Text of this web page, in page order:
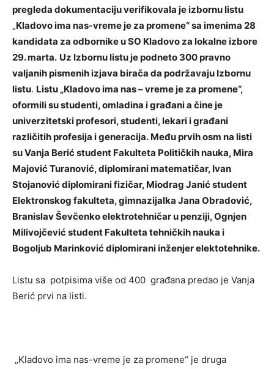
pregleda dokumentaciju verifikovala je izbornu listu
„Kladovo ima nas-vreme je za promene“ sa imenima 28
kandidata za odbornike u SO Kladovo za lokalne izbore
29. marta. Uz Izbornu listu je podneto 300 pravno
valjanih pismenih izjava birača da podržavaju Izbornu
listu. Listu „Kladovo ima nas – vreme je za promene“,
oformili su studenti, omladina i građani a čine je
univerzitetski profesori, studenti, lekari i građani
različitih profesija i generacija. Među prvih osm na listi
su Vanja Berić student Fakulteta Političkih nauka, Mira
Majović Turanović, diplomirani matematičar, Ivan
Stojanović diplomirani fizičar, Miodrag Janić student
Elektronskog fakulteta, gimnazijalka Jana Obradović,
Branislav Ševčenko elektrotehničar u penziji, Ognjen
Milivojčević student Fakulteta tehničkih nauka i
Bogoljub Marinković diplomirani inženjer elektotehnike.
Listu sa potpisima više od 400 građana predao je Vanja
Berić prvi na listi.
„Kladovo ima nas-vreme je za promene“ je druga